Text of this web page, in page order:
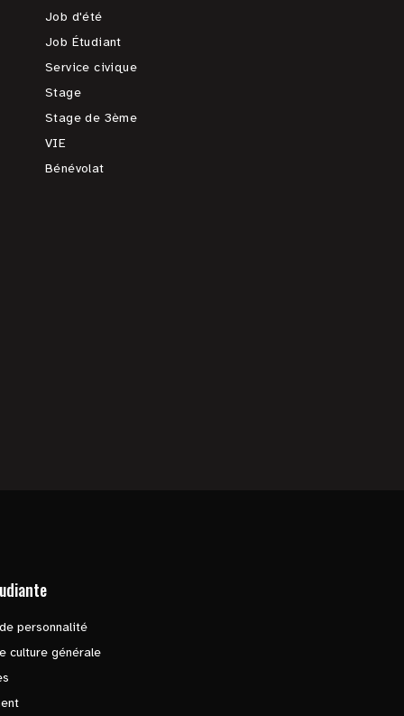
Job d'été
Job Étudiant
Service civique
Stage
Stage de 3ème
VIE
Bénévolat
personnalité
culture générale